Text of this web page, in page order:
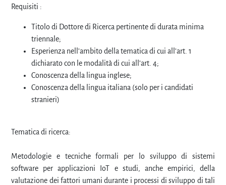
Requisiti :
Titolo di Dottore di Ricerca pertinente di durata minima
triennale;
Esperienza nell’ambito della tematica di cui all’art. 1
dichiarato con le modalità di cui all’art. 4;
Conoscenza della lingua inglese;
Conoscenza della lingua italiana (solo per i candidati
stranieri)
Tematica di ricerca:
Metodologie e tecniche formali per lo sviluppo di sistemi
software per applicazioni IoT e studi, anche empirici, della
valutazione dei fattori umani durante i processi di sviluppo di tali